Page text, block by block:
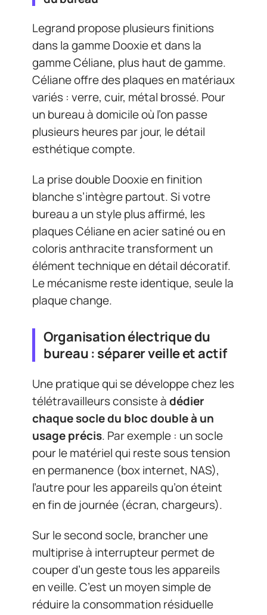
Legrand propose plusieurs finitions
dans la gamme Dooxie et dans la
gamme Céliane, plus haut de gamme.
Céliane offre des plaques en matériaux
variés : verre, cuir, métal brossé. Pour
un bureau à domicile où l’on passe
plusieurs heures par jour, le détail
esthétique compte.
La prise double Dooxie en finition
blanche s’intègre partout. Si votre
bureau a un style plus affirmé, les
plaques Céliane en acier satiné ou en
coloris anthracite transforment un
élément technique en détail décoratif.
Le mécanisme reste identique, seule la
plaque change.
Organisation électrique du
bureau : séparer veille et actif
Une pratique qui se développe chez les
télétravailleurs consiste àdédier
chaque socle du bloc double à un
usage précis. Par exemple : un socle
pour le matériel qui reste sous tension
en permanence (box internet, NAS),
l’autre pour les appareils qu’on éteint
en fin de journée (écran, chargeurs).
Sur le second socle, brancher une
multiprise à interrupteur permet de
couper d’un geste tous les appareils
en veille. C’est un moyen simple de
réduire la consommation résiduelle